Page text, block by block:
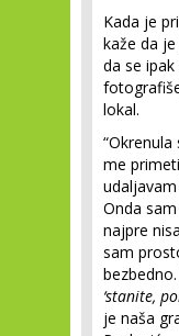
Kada je
kaže da
da se
lokal.
me
Onda sam
najpre
sam
‘stanite,
je naša